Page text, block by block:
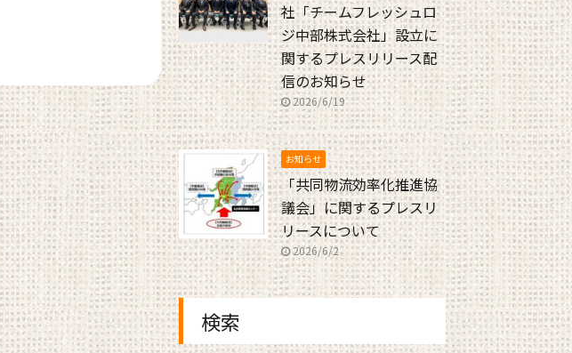
社「チームフレッシュロ
ジ中部株式会社」設立に
関するプレスリリース配
信のお知らせ
2026/6/19
お知らせ
「共同物流効率化推進協
議会」に関するプレスリ
リースについて
2026/6/2
検索